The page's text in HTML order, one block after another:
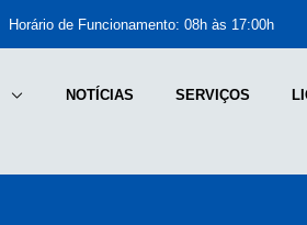
Horário de Funcionamento: 08h às 17:00h
NOTÍCIAS SERVIÇOS